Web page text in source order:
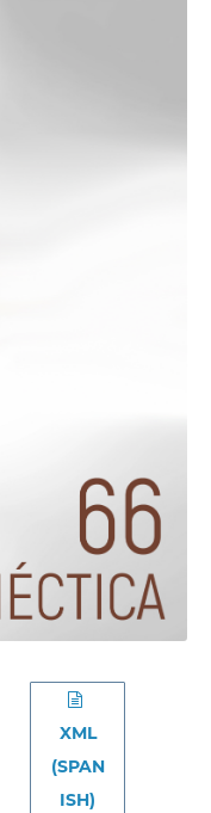
XML
(SPAN
ISH)